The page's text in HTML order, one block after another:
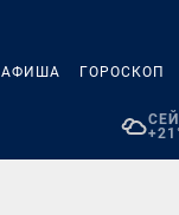
АФИША ГОРОСКОП